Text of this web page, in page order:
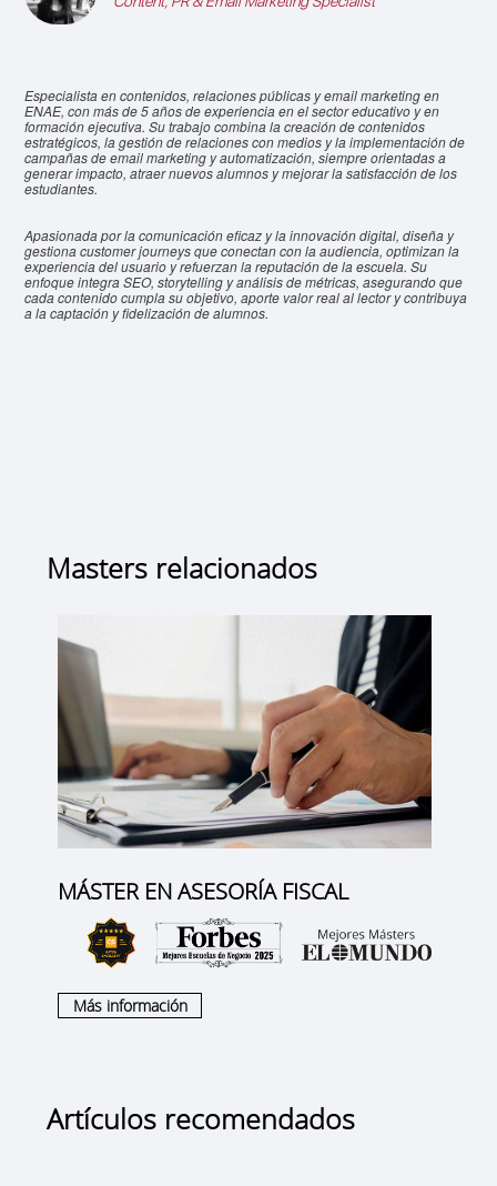
Especialista en contenidos, relaciones públicas y email marketing en
ENAE, con más de 5 años de experiencia en el sector educativo y en
formación ejecutiva. Su trabajo combina la creación de contenidos
estratégicos, la gestión de relaciones con medios y la implementación de
campañas de email marketing y automatización, siempre orientadas a
generar impacto, atraer nuevos alumnos y mejorar la satisfacción de los
estudiantes.
Apasionada por la comunicación eficaz y la innovación digital, diseña y
gestiona customer journeys que conectan con la audiencia, optimizan la
experiencia del usuario y refuerzan la reputación de la escuela. Su
enfoque integra SEO, storytelling y análisis de métricas, asegurando que
cada contenido cumpla su objetivo, aporte valor real al lector y contribuya
a la captación y fidelización de alumnos.
Masters relacionados
MÁSTER EN ASESORÍA FISCAL
Más información
Artículos recomendados